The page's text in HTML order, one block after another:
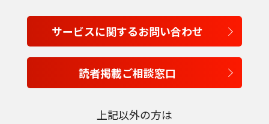
言語を選択
日本語
サービスに関するお問い合わせ
読者掲載ご相談窓口
上記以外の方は